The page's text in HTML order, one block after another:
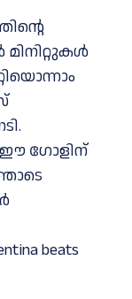
ഈ ഗോളിന്
beats